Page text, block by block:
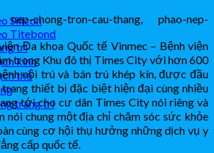
Silicon
Titebond
trí
kính
thẻ
trang trí
Đa khoa Quốc tế Vinmec – Bệnh viện
trong Khu đô thị Times City với hơn 600
nội trú và bán trú khép kín, được đầu
thiết bị đặc biệt hiện đại cùng nhiều
tới cho cư dân Times City nói riêng và
chung một địa chỉ chăm sóc sức khỏe
cùng cơ hội thụ hưởng những dịch vụ y
cấp quốc tế.